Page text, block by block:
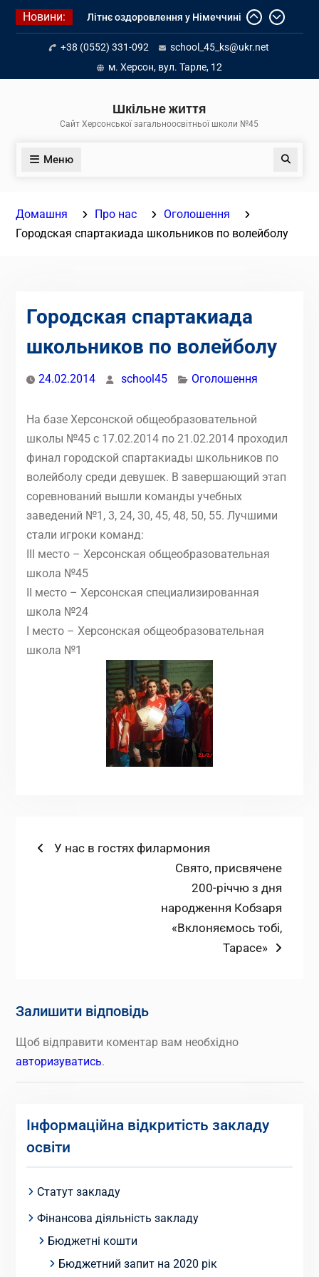
Перейти
Новини:
Літнє оздоровлення у Німеччині
Діалог з бізнесом
Інформація про вступ молоді з
тимчасово окупованих територій
до українських закладів освіти
+38 (0552) 331-092
school_45_ks@ukr.net
м. Херсон, вул. Тарле, 12
Шкільне життя
Сайт Херсонської загальноосвітньої школи №45
Меню Пошук
Домашня Про нас
Оголошення
Городская спартакиада школьников по волейболу
Городская спартакиада
школьников по волейболу
24.02.2014 school45 Оголошення
На базе Херсонской общеобразовательной
школы №45 с 17.02.2014 по 21.02.2014 проходил
финал городской спартакиады школьников по
волейболу среди девушек. В завершающий этап
соревнований вышли команды учебных
заведений №1, 3, 24, 30, 45, 48, 50, 55. Лучшими
стали игроки команд:
ІІІ место – Херсонская общеобразовательная
школа №45
ІІ место – Херсонская специализированная
школа №24
І место – Херсонская общеобразовательная
школа №1
Навігація
Попередній
У нас в гостях филармония
Наступний
запис:
Cвято, присвячене
200-річчю з дня
народження Кобзаря
«Вклоняємось тобі,
Тарасе»
Залишити відповідь
Щоб відправити коментар вам необхідно
авторизуватись.
Інформаційна відкритість закладу
освіти
Статут закладу
Фінансова діяльність закладу
Бюджетні кошти
Бюджетний запит на 2020 рік